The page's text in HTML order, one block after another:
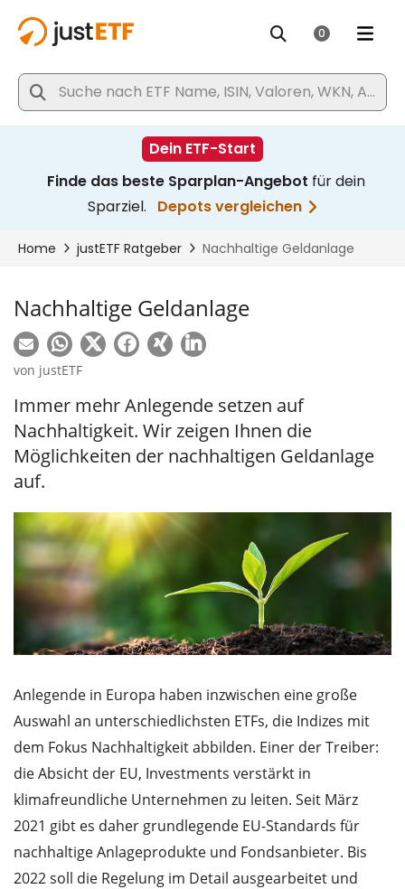
Nachhaltige Geldanlage
von justETF
Immer mehr Anlegende setzen auf
Nachhaltigkeit. Wir zeigen Ihnen die
Möglichkeiten der nachhaltigen Geldanlage
auf.
Anlegende in Europa haben inzwischen eine große
Auswahl an unterschiedlichsten ETFs, die Indizes mit
dem Fokus Nachhaltigkeit abbilden. Einer der Treiber:
die Absicht der EU, Investments verstärkt in
klimafreundliche Unternehmen zu leiten. Seit März
2021 gibt es daher grundlegende EU-Standards für
nachhaltige Anlageprodukte und Fondsanbieter. Bis
2022 soll die Regelung im Detail ausgearbeitet und